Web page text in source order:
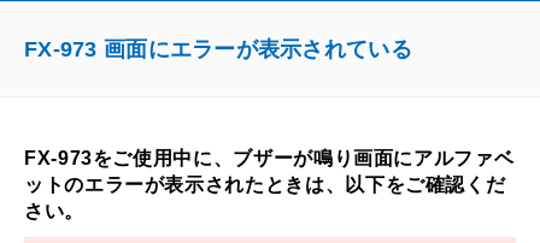
FX-973 画面にエラーが表示されている
FX-973をご使用中に、ブザーが鳴り画面にアルファベ
ットのエラーが表示されたときは、以下をご確認くだ
さい。